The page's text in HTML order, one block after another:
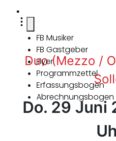
FB Musiker
FB Gastgeber
Flyer
Programmzettel
Erfassungsbogen
Abrechnungsbogen
Duo (Mezzo /
Do. 29 Juni